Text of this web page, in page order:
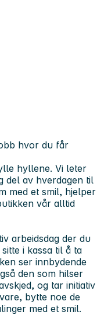
hvor du får
hyllene. Vi leter
del av hverdagen til
med et smil, hjelper
vår alltid
arbeidsdag der du
i kassa til å ta
ser innbydende
den som hilser
og tar initiativ
bytte noe de
med et smil.